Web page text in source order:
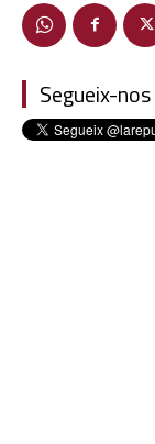
Segueix-